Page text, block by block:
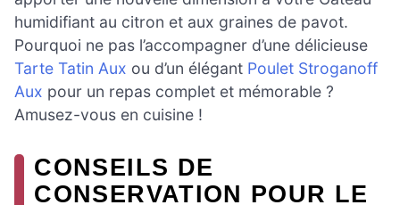
humidifiant au citron et aux graines de pavot.
Pourquoi ne pas l’accompagner d’une délicieuse
Tarte Tatin Aux ou d’un élégant Poulet Stroganoff
Aux pour un repas complet et mémorable ?
Amusez-vous en cuisine !
CONSEILS DE
CONSERVATION POUR LE